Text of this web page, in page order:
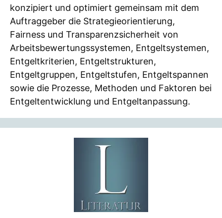
konzipiert und optimiert gemeinsam mit dem
Auftraggeber die Strategieorientierung,
Fairness und Transparenzsicherheit von
Arbeitsbewertungssystemen, Entgeltsystemen,
Entgeltkriterien, Entgeltstrukturen,
Entgeltgruppen, Entgeltstufen, Entgeltspannen
sowie die Prozesse, Methoden und Faktoren bei
Entgeltentwicklung und Entgeltanpassung.